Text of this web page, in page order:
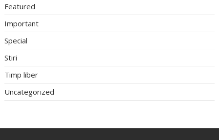
Featured
Important
Special
Stiri
Timp liber
Uncategorized